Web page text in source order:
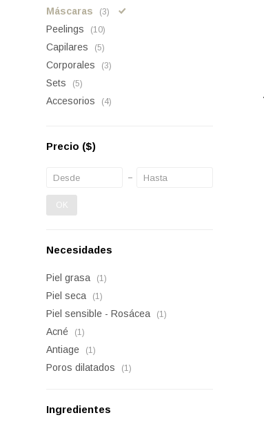
Máscaras (3)
Peelings (10)
Capilares (5)
Corporales (3)
Sets (5)
Accesorios (4)
Precio ($)
OK
Necesidades
Piel grasa (1)
Piel seca (1)
Piel sensible - Rosácea (1)
Acné (1)
Antiage (1)
Poros dilatados (1)
Ingredientes